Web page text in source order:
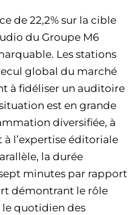
de 22,2% sur la cible
du Groupe M6
Les stations
global du marché
à fidéliser un auditoire
est en grande
diversifiée, à
à l’expertise éditoriale
la durée
minutes par rapport
démontrant le rôle
le quotidien des